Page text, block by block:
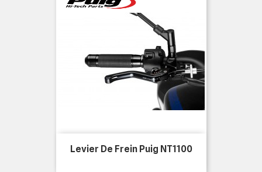
Levier De Frein Puig NT1100